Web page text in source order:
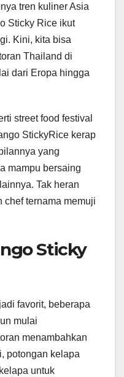
tren kuliner Asia
Sticky Rice ikut
Kini, kita bisa
Thailand di
dari Eropa hingga
street food festival
StickyRice kerap
yang
mampu bersaing
Tak heran
chef ternama memuji
Sticky
favorit, beberapa
mulai
menambahkan
potongan kelapa
untuk